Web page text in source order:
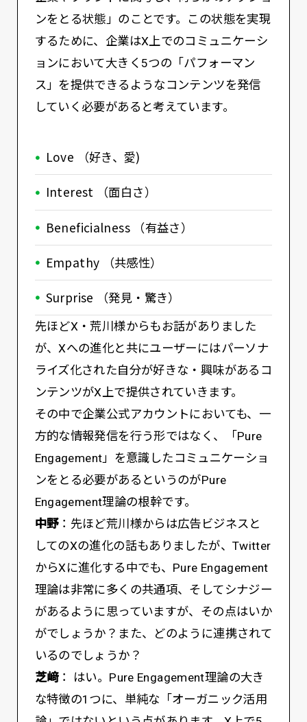
ンをとる状態」のことです。この状態を実現
するために、企業はX上でのコミュニケーシ
ョンにおいて大きく5つの「パフォーマン
ス」を提供できるようなコンテンツを発信
していく必要があると考えています。
Love （好き、愛)
Interest （面白さ）
Beneficialness （有益さ）
Empathy （共感性）
Surprise （発見・驚き）
先ほどX・荒川様からもお話がありました
が、Xへの進化と共にユーザーにはパーソナ
ライズ化された自分が好きな・興味があるコ
ンテンツがX上で提供されていきます。
その中で企業公式アカウントにおいても、一
方的な情報発信を行う形ではなく、「Pure
Engagement」を意識したコミュニケーショ
ンをとる必要があるというのがPure
Engagement理論の根幹です。
中野：先ほど荒川様からは広告ビジネスと
してのXの進化の話もありましたが、Twitter
からXに進化する中でも、Pure Engagement
理論は非常に多くの共通項、そしてシナジー
があるように思っていますが、その点はいか
がでしょうか？また、どのように連携されて
いるのでしょうか？
芝﨑： はい。Pure Engagement理論の大き
な特徴の1つに、単純な「オーガニック活用